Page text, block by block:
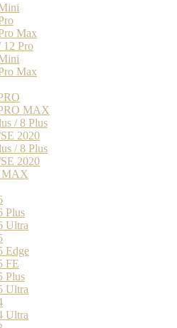
Max
12 Pro
Max
MAX
/ 8 Plus
2020
/ 8 Plus
2020
MAX
Plus
Ultra
Edge
FE
Plus
Ultra
Ultra